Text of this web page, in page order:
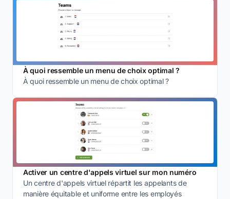
À quoi ressemble un menu de choix optimal ?
À quoi ressemble un menu de choix optimal ?
Activer un centre d'appels virtuel sur mon numéro
Un centre d'appels virtuel répartit les appelants de
manière équitable et uniforme entre les employés